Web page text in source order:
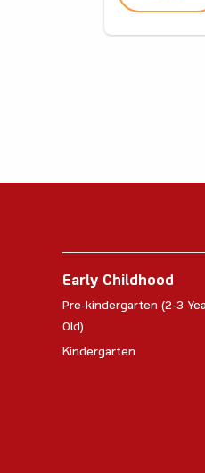
Early Childhood
Pre-kindergarten (2-3
Old)
Kindergarten